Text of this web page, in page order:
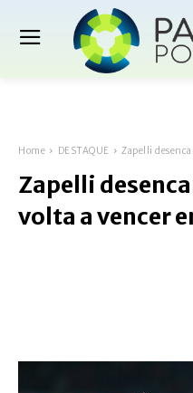
Home DESTAQUE Zapelli
Zapelli
volta a vencer